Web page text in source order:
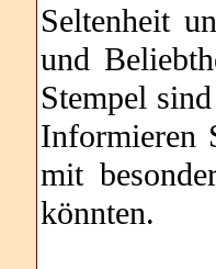
Seltenheit
und
Stempel
Informieren
mit
könnten.